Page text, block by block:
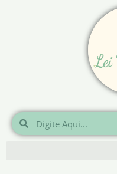
Pesquisar
Pesquisar